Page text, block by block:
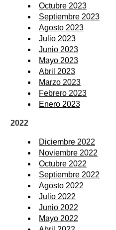
Octubre 2023
Septiembre 2023
Agosto 2023
Julio 2023
Junio 2023
Mayo 2023
Abril 2023
Marzo 2023
Febrero 2023
Enero 2023
2022
Diciembre 2022
Noviembre 2022
Octubre 2022
Septiembre 2022
Agosto 2022
Julio 2022
Junio 2022
Mayo 2022